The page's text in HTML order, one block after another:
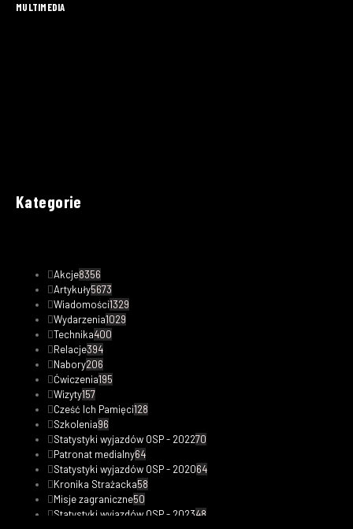
MULTIMEDIA
Kategorie
Akcje8356
Artykuły5673
Wiadomości1329
Wydarzenia1029
Technika400
Relacje394
Nabory206
Ćwiczenia195
Wizyty157
Cześć Ich Pamięci128
Szkolenia96
Statystyki wyjazdów OSP - 202270
Patronat medialny64
Statystyki wyjazdów OSP - 202064
Kronika Strażacka58
Misje zagraniczne50
Statystyki wyjazdów OSP - 202348